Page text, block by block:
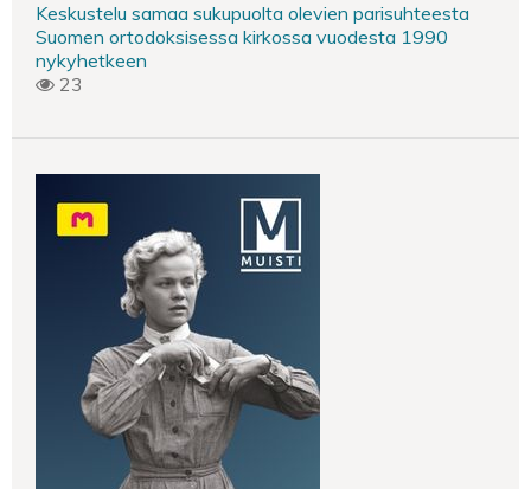
Keskustelu samaa sukupuolta olevien parisuhteesta
Suomen ortodoksisessa kirkossa vuodesta 1990
nykyhetkeen
23